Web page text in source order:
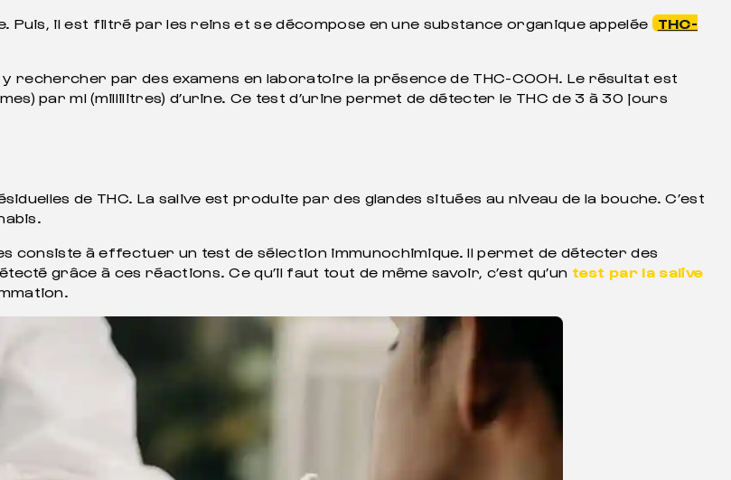
Puis, il est filtré par les reins et se décompose en une substance organique appelée
THC-
y rechercher par des examens en laboratoire la présence de THC-COOH. Le résultat est
par ml (millilitres) d’urine. Ce test d’urine permet de détecter le THC de 3 à 30 jours
de THC. La salive est produite par des glandes situées au niveau de la bouche. C’est
consiste à effectuer un test de sélection immunochimique. Il permet de détecter des
grâce à ces réactions. Ce qu’il faut tout de même savoir, c’est qu’un test par la salive